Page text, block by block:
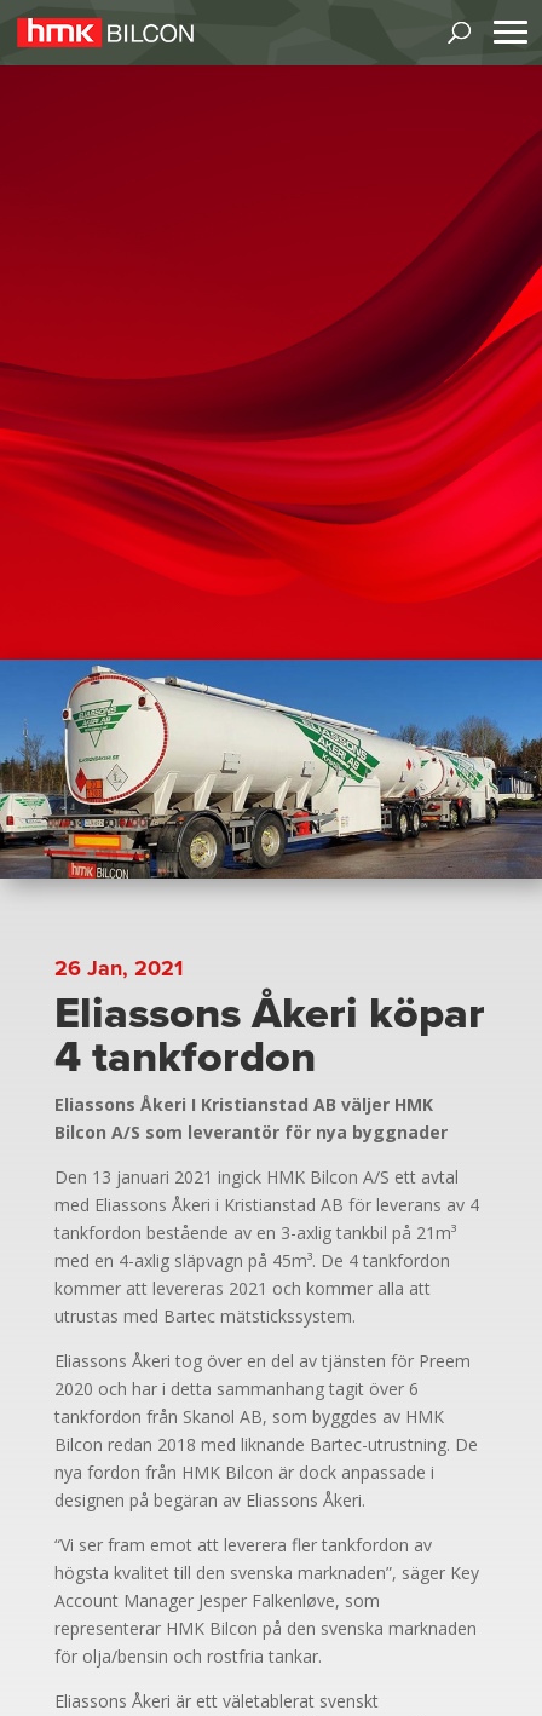
26 Jan, 2021
Eliassons Åkeri köpar
4 tankfordon
Eliassons Åkeri I Kristianstad AB väljer HMK
Bilcon A/S som leverantör för nya byggnader
Den 13 januari 2021 ingick HMK Bilcon A/S ett avtal
med Eliassons Åkeri i Kristianstad AB för leverans av 4
tankfordon bestående av en 3-axlig tankbil på 21m³
med en 4-axlig släpvagn på 45m³. De 4 tankfordon
kommer att levereras 2021 och kommer alla att
utrustas med Bartec mätstickssystem.
Eliassons Åkeri tog över en del av tjänsten för Preem
2020 och har i detta sammanhang tagit över 6
tankfordon från Skanol AB, som byggdes av HMK
Bilcon redan 2018 med liknande Bartec-utrustning. De
nya fordon från HMK Bilcon är dock anpassade i
designen på begäran av Eliassons Åkeri.
“Vi ser fram emot att leverera fler tankfordon av
högsta kvalitet till den svenska marknaden”, säger Key
Account Manager Jesper Falkenløve, som
representerar HMK Bilcon på den svenska marknaden
för olja/bensin och rostfria tankar.
Eliassons Åkeri är ett väletablerat svenskt